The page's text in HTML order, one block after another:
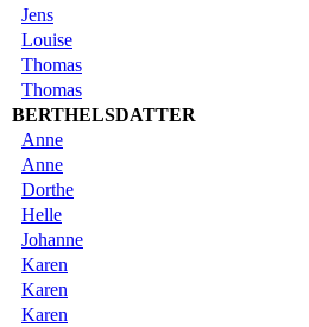
Jens
Louise
Thomas
Thomas
BERTHELSDATTER
Anne
Anne
Dorthe
Helle
Johanne
Karen
Karen
Karen